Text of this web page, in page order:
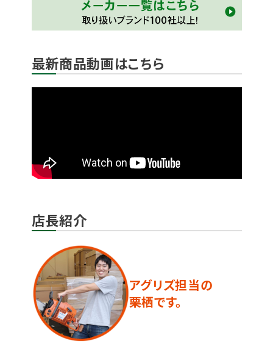
最新商品動画はこちら
店長紹介
アグリズ担当の
栗栖です。